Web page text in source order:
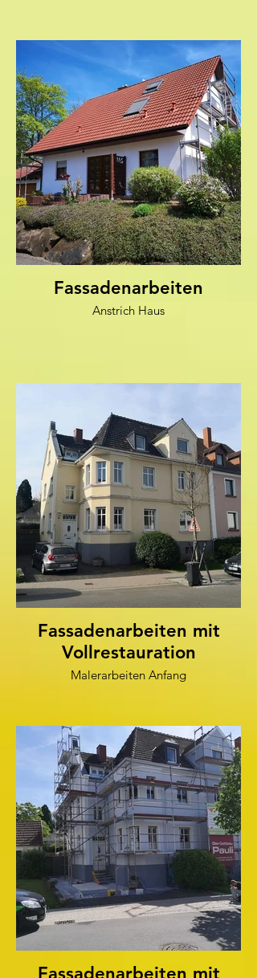
Fassadenarbeiten
Anstrich Haus
Fassadenarbeiten mit
Vollrestauration
Malerarbeiten Anfang
Fassadenarbeiten mit